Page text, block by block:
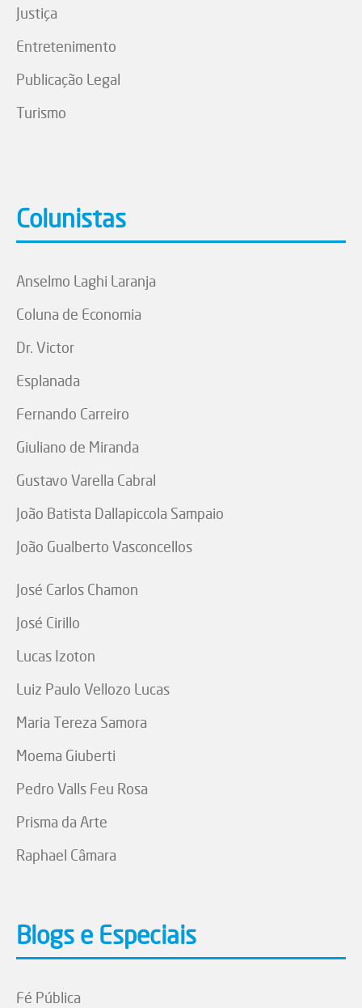
Justiça
Entretenimento
Publicação Legal
Turismo
Colunistas
Anselmo Laghi Laranja
Coluna de Economia
Dr. Victor
Esplanada
Fernando Carreiro
Giuliano de Miranda
Gustavo Varella Cabral
João Batista Dallapiccola Sampaio
João Gualberto Vasconcellos
José Carlos Chamon
José Cirillo
Lucas Izoton
Luiz Paulo Vellozo Lucas
Maria Tereza Samora
Moema Giuberti
Pedro Valls Feu Rosa
Prisma da Arte
Raphael Câmara
Blogs e Especiais
Fé Pública